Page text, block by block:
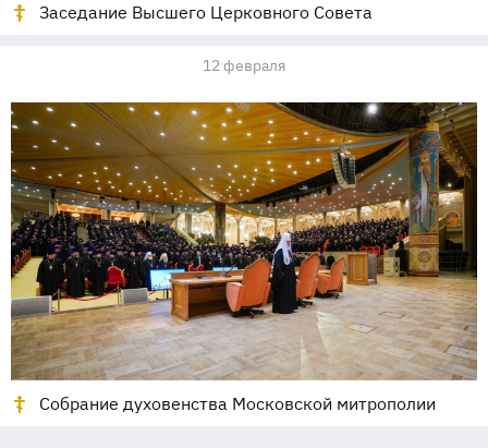
Заседание Высшего Церковного Совета
12 февраля
Собрание духовенства Московской митрополии